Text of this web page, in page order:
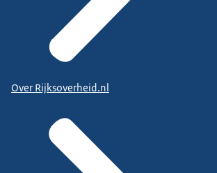
Over Rijksoverheid.nl